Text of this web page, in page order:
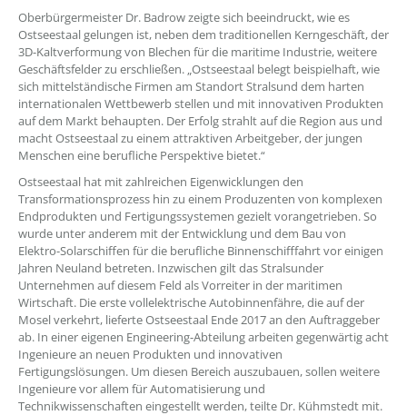
Oberbürgermeister Dr. Badrow zeigte sich beeindruckt, wie es
Ostseestaal gelungen ist, neben dem traditionellen Kerngeschäft, der
3D-Kaltverformung von Blechen für die maritime Industrie, weitere
Geschäftsfelder zu erschließen. „Ostseestaal belegt beispielhaft, wie
sich mittelständische Firmen am Standort Stralsund dem harten
internationalen Wettbewerb stellen und mit innovativen Produkten
auf dem Markt behaupten. Der Erfolg strahlt auf die Region aus und
macht Ostseestaal zu einem attraktiven Arbeitgeber, der jungen
Menschen eine berufliche Perspektive bietet.“
Ostseestaal hat mit zahlreichen Eigenwicklungen den
Transformationsprozess hin zu einem Produzenten von komplexen
Endprodukten und Fertigungssystemen gezielt vorangetrieben. So
wurde unter anderem mit der Entwicklung und dem Bau von
Elektro-Solarschiffen für die berufliche Binnenschifffahrt vor einigen
Jahren Neuland betreten. Inzwischen gilt das Stralsunder
Unternehmen auf diesem Feld als Vorreiter in der maritimen
Wirtschaft. Die erste vollelektrische Autobinnenfähre, die auf der
Mosel verkehrt, lieferte Ostseestaal Ende 2017 an den Auftraggeber
ab. In einer eigenen Engineering-Abteilung arbeiten gegenwärtig acht
Ingenieure an neuen Produkten und innovativen
Fertigungslösungen. Um diesen Bereich auszubauen, sollen weitere
Ingenieure vor allem für Automatisierung und
Technikwissenschaften eingestellt werden, teilte Dr. Kühmstedt mit.